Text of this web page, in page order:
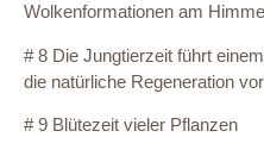
Wolkenformationen am
# 8 Die Jungtierzeit führt
die natürliche Regeneration
# 9 Blütezeit vieler Pflanzen